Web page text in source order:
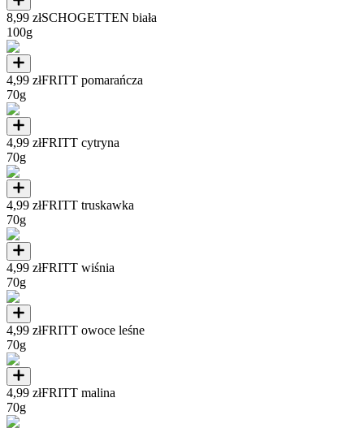
8,99 złSCHOGETTEN biała
100g
4,99 złFRITT pomarańcza
70g
4,99 złFRITT cytryna
70g
4,99 złFRITT truskawka
70g
4,99 złFRITT wiśnia
70g
4,99 złFRITT owoce leśne
70g
4,99 złFRITT malina
70g